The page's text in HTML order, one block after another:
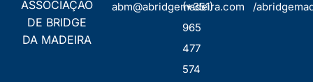
ASSOCIAÇÃO
DE BRIDGE
DA MADEIRA
abm@abridgemadeira.com
(+351)
965
477
574
/